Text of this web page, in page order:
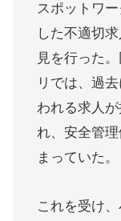
スポットワ
した不適切
見を行った
リでは、過
われる求人
れ、安全管
まっていた。
これを受け